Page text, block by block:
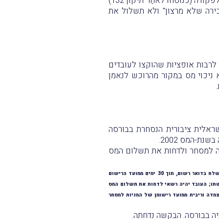
שלא מרצון" ולא תשלול את
אופציות שהוקצו לעובדים
בסעיף 102 לפקודה (כנוסחו לאחַר תיקון 132), תועבר ללא ניכוי מס במקור מהרוכש לנאמן
102 "הישן", לעובדים בחברה ישראלית ציבורית הנסחרת בבורסה
בעת רישום החברה למסחר ולדחות את תשלום המס
* תקנה זו קבעה כדלהלן: "נרשמו המניות שהוקצו במסגרת הקצאה מזכה למסחר בבורסה, רשאי העובד לבקש מפקיד השומה בהודעה שתישלח בדואר רשום, תוך 30 ימים ממועד הרישום
העובד יהיה רשאי לדחות את תשלום המס
הנאמן בתוספת הפרשי הצמדה וריבית ממועד רישומן של המניות למסחר
בבורסה. הבקשה נדחתה.